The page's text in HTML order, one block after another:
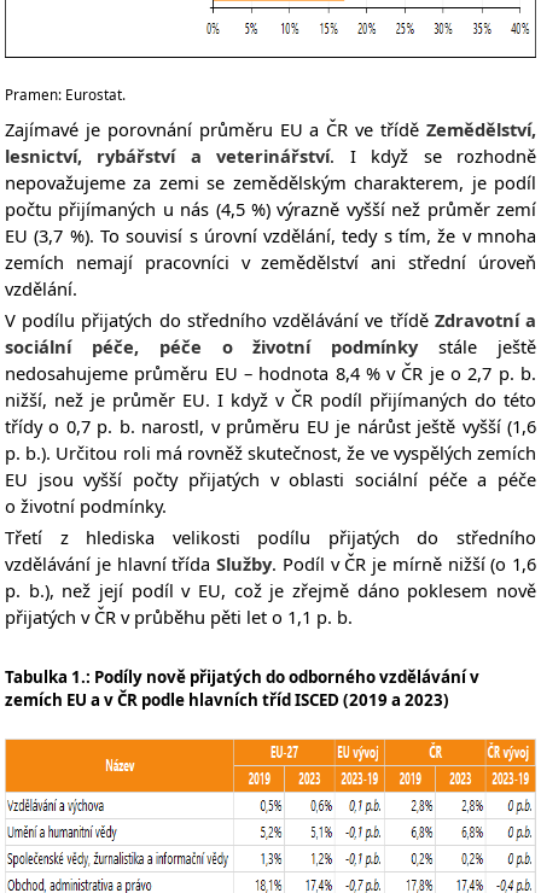
Pramen: Eurostat.
Zajímavé je porovnání průměru EU a ČR ve třídě Zemědělství,
lesnictví, rybářství a veterinářství. I když se rozhodně
nepovažujeme za zemi se zemědělským charakterem, je podíl
počtu přijímaných u nás (4,5 %) výrazně vyšší než průměr zemí
EU (3,7 %). To souvisí s úrovní vzdělání, tedy s tím, že v mnoha
zemích nemají pracovníci v zemědělství ani střední úroveň
vzdělání.
V podílu přijatých do středního vzdělávání ve třídě Zdravotní a
sociální péče, péče o životní podmínkystále ještě
nedosahujeme průměru EU – hodnota 8,4 % v ČR je o 2,7 p. b.
nižší, než je průměr EU. I když v ČR podíl přijímaných do této
třídy o 0,7 p. b. narostl, v průměru EU je nárůst ještě vyšší (1,6
p. b.). Určitou roli má rovněž skutečnost, že ve vyspělých zemích
EU jsou vyšší počty přijatých v oblasti sociální péče a péče
o životní podmínky.
Třetí z hlediska velikosti podílu přijatých do středního
vzdělávání je hlavní třída Služby. Podíl v ČR je mírně nižší (o 1,6
p. b.), než její podíl v EU, což je zřejmě dáno poklesem nově
přijatých v ČR v průběhu pěti let o 1,1 p. b.
Tabulka 1.: Podíly nově přijatých do odborného vzdělávání v
zemích EU a v ČR podle hlavních tříd ISCED (2019 a 2023)